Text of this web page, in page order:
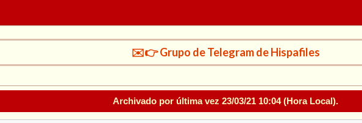
✉️👉 Grupo de Telegram de Hispafiles
Archivado por última vez 23/03/21 10:04(Hora Local).